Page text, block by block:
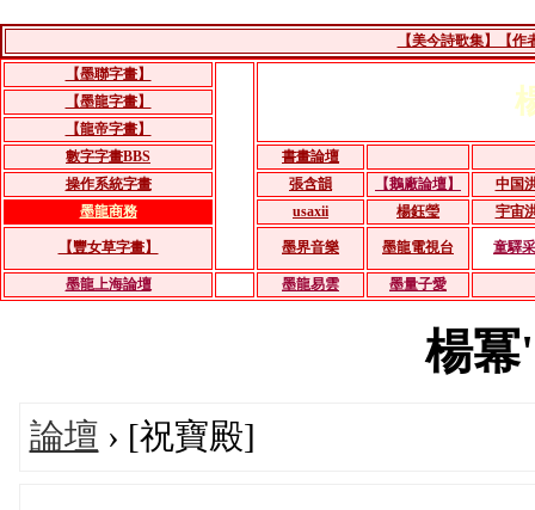
【美今詩歌集】【作
【墨聯字畫】
【墨龍字畫】
【龍帝字畫】
數字字畫BBS
書畫論壇
操作系統字畫
張含韻 【鵝廠論壇】
中国
墨龍商務
usaxii 楊鈺瑩 宇宙
【豐女草字畫】 墨界音樂 墨龍電視台 童驛
墨龍上海論壇 墨龍易雲 墨量子愛
楊冪
論壇 › [祝寶殿]